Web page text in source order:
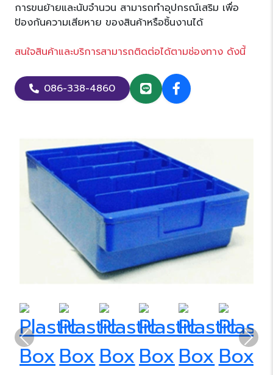
Previous Next
การขนย้ายและนับจำนวน สามารถทำอุปกรณ์เสริม เพื่อ
ป้องกันความเสียหาย ของสินค้าหรือชิ้นงานได้
สนใจสินค้าและบริการสามารถติดต่อได้ตามช่องทาง ดังนี้
086-338-4860